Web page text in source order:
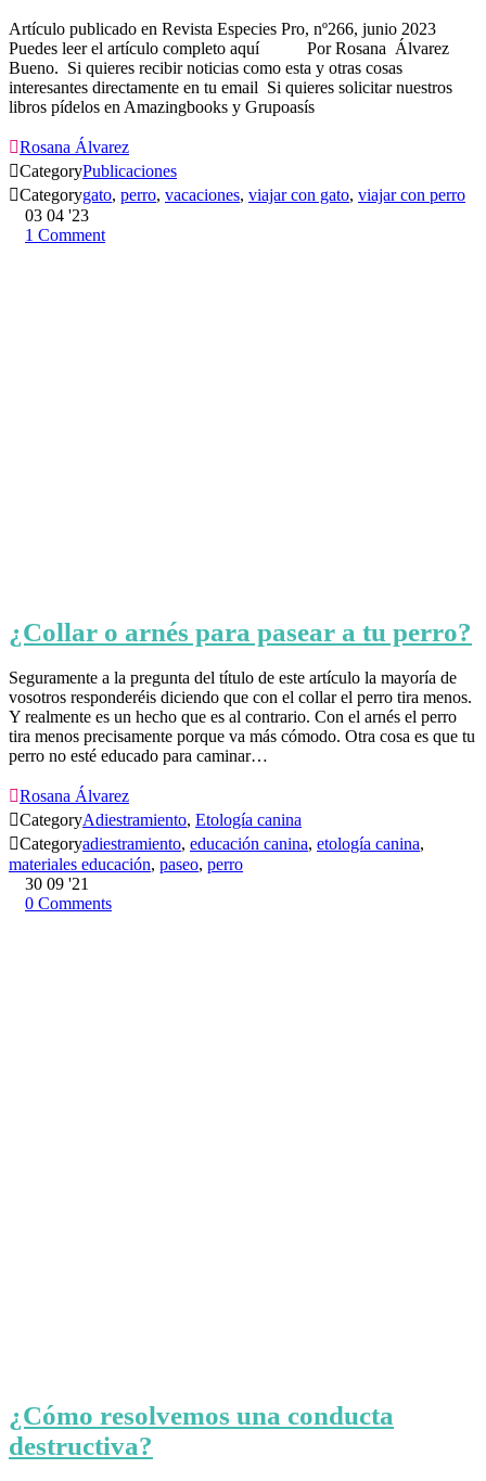
Artículo publicado en Revista Especies Pro, nº266, junio 2023
Puedes leer el artículo completo aquí Por Rosana Álvarez
Bueno. Si quieres recibir noticias como esta y otras cosas
interesantes directamente en tu email Si quieres solicitar nuestros
libros pídelos en Amazingbooks y Grupoasís
Rosana Álvarez
CategoryPublicaciones
Categorygato, perro, vacaciones, viajar con gato, viajar con perro
03 04 '23
1 Comment
¿Collar o arnés para pasear a tu perro?
Seguramente a la pregunta del título de este artículo la mayoría de
vosotros responderéis diciendo que con el collar el perro tira menos.
Y realmente es un hecho que es al contrario. Con el arnés el perro
tira menos precisamente porque va más cómodo. Otra cosa es que tu
perro no esté educado para caminar…
Rosana Álvarez
CategoryAdiestramiento, Etología canina
Categoryadiestramiento, educación canina, etología canina,
materiales educación, paseo, perro
30 09 '21
0 Comments
¿Cómo resolvemos una conducta
destructiva?